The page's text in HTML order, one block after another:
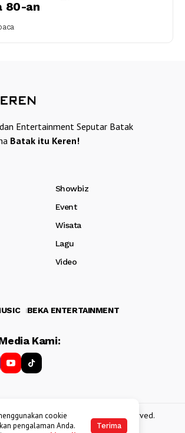
80-an
Entertainment Seputar Batak
Batak itu Keren!
Showbiz
Event
Wisata
Lagu
Video
BEKA ENTERTAINMENT
Kami:
- 2025BATAKKEREN . All rights reserved.
cookie
pengalaman Anda.
Terima